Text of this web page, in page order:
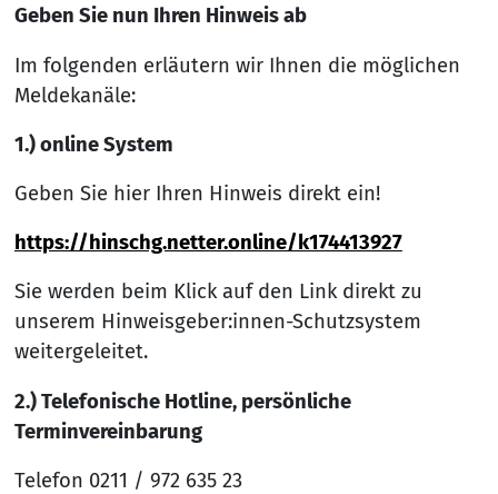
Geben Sie nun Ihren Hinweis ab
Im folgenden erläutern wir Ihnen die möglichen
Meldekanäle:
1.) online System
Geben Sie hier Ihren Hinweis direkt ein!
https://hinschg.netter.online/k174413927
Sie werden beim Klick auf den Link direkt zu
unserem Hinweisgeber:innen-Schutzsystem
weitergeleitet.
2.) Telefonische Hotline, persönliche
Terminvereinbarung
Telefon 0211 / 972 635 23